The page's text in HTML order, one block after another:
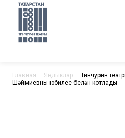
Главная — Яңалыклар — Тинчурин
Шәймиевны юбилее белән котлады